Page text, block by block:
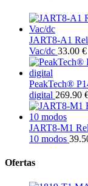
JART8-A1
Vac/dc 33.00 €
PeakTech®
digital 269.90
JART8-M1
10 modos
Ofertas